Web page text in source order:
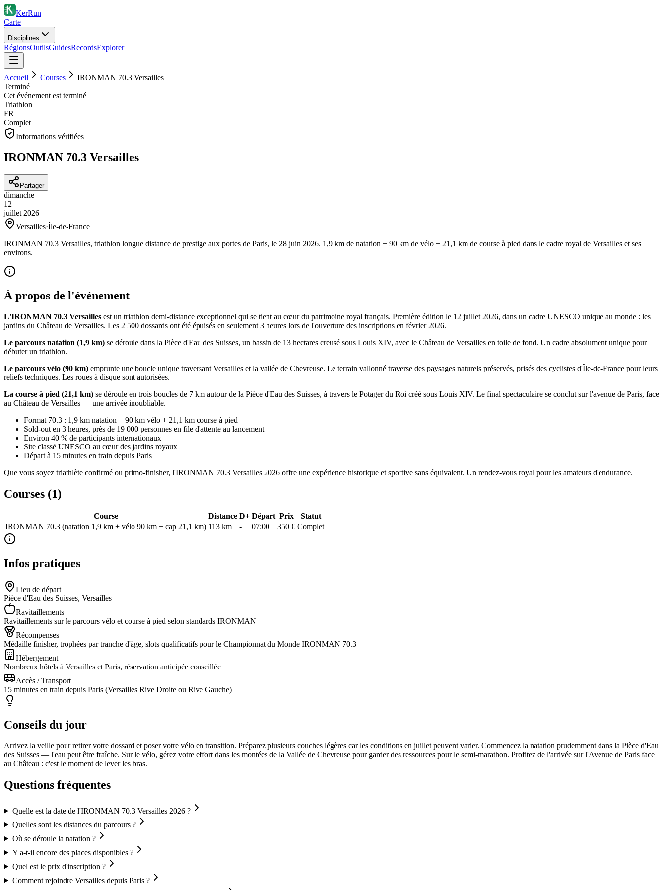
KerRun
Carte
Disciplines
RégionsOutilsGuidesRecordsExplorer
Accueil Courses
IRONMAN 70.3 Versailles
Terminé
Cet événement est terminé
Triathlon
FR
Complet
Informations vérifiées
IRONMAN 70.3 Versailles
Partager
dimanche
12
juillet 2026
Versailles·Île-de-France
IRONMAN 70.3 Versailles, triathlon longue distance de prestige aux portes de Paris, le 28 juin 2026. 1,9 km de natation + 90 km de vélo + 21,1 km de course à pied dans le cadre royal de Versailles et ses
environs.
À propos de l'événement
L'IRONMAN 70.3 Versailles est un triathlon demi-distance exceptionnel qui se tient au cœur du patrimoine royal français. Première édition le 12 juillet 2026, dans un cadre UNESCO unique au monde : les
jardins du Château de Versailles. Les 2 500 dossards ont été épuisés en seulement 3 heures lors de l'ouverture des inscriptions en février 2026.
Le parcours natation (1,9 km) se déroule dans la Pièce d'Eau des Suisses, un bassin de 13 hectares creusé sous Louis XIV, avec le Château de Versailles en toile de fond. Un cadre absolument unique pour
débuter un triathlon.
Le parcours vélo (90 km) emprunte une boucle unique traversant Versailles et la vallée de Chevreuse. Le terrain vallonné traverse des paysages naturels préservés, prisés des cyclistes d'Île-de-France pour leurs
reliefs techniques. Les roues à disque sont autorisées.
La course à pied (21,1 km) se déroule en trois boucles de 7 km autour de la Pièce d'Eau des Suisses, à travers le Potager du Roi créé sous Louis XIV. Le final spectaculaire se conclut sur l'avenue de Paris, face
au Château de Versailles — une arrivée inoubliable.
Format 70.3 : 1,9 km natation + 90 km vélo + 21,1 km course à pied
Sold-out en 3 heures, près de 19 000 personnes en file d'attente au lancement
Environ 40 % de participants internationaux
Site classé UNESCO au cœur des jardins royaux
Départ à 15 minutes en train depuis Paris
Que vous soyez triathlète confirmé ou primo-finisher, l'IRONMAN 70.3 Versailles 2026 offre une expérience historique et sportive sans équivalent. Un rendez-vous royal pour les amateurs d'endurance.
Courses (1)
Course Distance D+ Départ Prix
Statut
IRONMAN 70.3 (natation 1,9 km + vélo 90 km + cap 21,1 km) 113 km - 07:00 350 € Complet
Infos pratiques
Lieu de départ
Pièce d'Eau des Suisses, Versailles
Ravitaillements
Ravitaillements sur le parcours vélo et course à pied selon standards IRONMAN
Récompenses
Médaille finisher, trophées par tranche d'âge, slots qualificatifs pour le Championnat du Monde IRONMAN 70.3
Hébergement
Nombreux hôtels à Versailles et Paris, réservation anticipée conseillée
Accès / Transport
15 minutes en train depuis Paris (Versailles Rive Droite ou Rive Gauche)
Conseils du jour
Arrivez la veille pour retirer votre dossard et poser votre vélo en transition. Préparez plusieurs couches légères car les conditions en juillet peuvent varier. Commencez la natation prudemment dans la Pièce d'Eau
des Suisses — l'eau peut être fraîche. Sur le vélo, gérez votre effort dans les montées de la Vallée de Chevreuse pour garder des ressources pour le semi-marathon. Profitez de l'arrivée sur l'Avenue de Paris face
au Château : c'est le moment de lever les bras.
Questions fréquentes
Quelle est la date de l'IRONMAN 70.3 Versailles 2026 ?
Quelles sont les distances du parcours ?
Où se déroule la natation ?
Y a-t-il encore des places disponibles ?
Quel est le prix d'inscription ?
Comment rejoindre Versailles depuis Paris ?